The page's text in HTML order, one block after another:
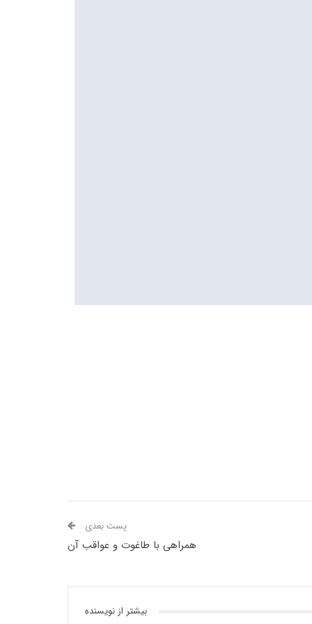
پست بعدی
همراهی با طاغوت و عواقب آن
بیشتر از نویسنده